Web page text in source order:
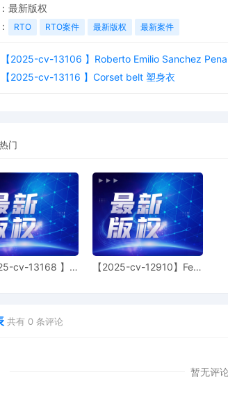
28/2025
CASE ASSIGNED to the
(Civil Category 3).
10/28/2025 MAILED Copyright report to
27/2025
COMPLAINT filed by Texco,
AILNDC-24260764.
最新版权
RTO RTO案件 最新版权 最新案件
【2025-cv-13106 】Roberto Emilio Sanchez
【2025-cv-13116 】Corset belt 塑身衣
热门
cv-13168 】
【2025-cv-12910】Fear
共有 0 条评论
暂无评论